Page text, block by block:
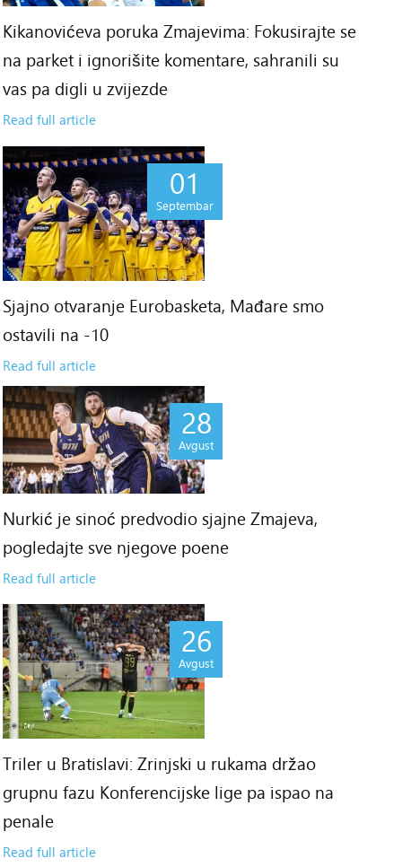
Kikanovićeva poruka Zmajevima: Fokusirajte se
na parket i ignorišite komentare, sahranili su
vas pa digli u zvijezde
Read full article
01
Septembar
Sjajno otvaranje Eurobasketa, Mađare smo
ostavili na -10
Read full article
28
Avgust
Nurkić je sinoć predvodio sjajne Zmajeva,
pogledajte sve njegove poene
Read full article
26
Avgust
Triler u Bratislavi: Zrinjski u rukama držao
grupnu fazu Konferencijske lige pa ispao na
penale
Read full article